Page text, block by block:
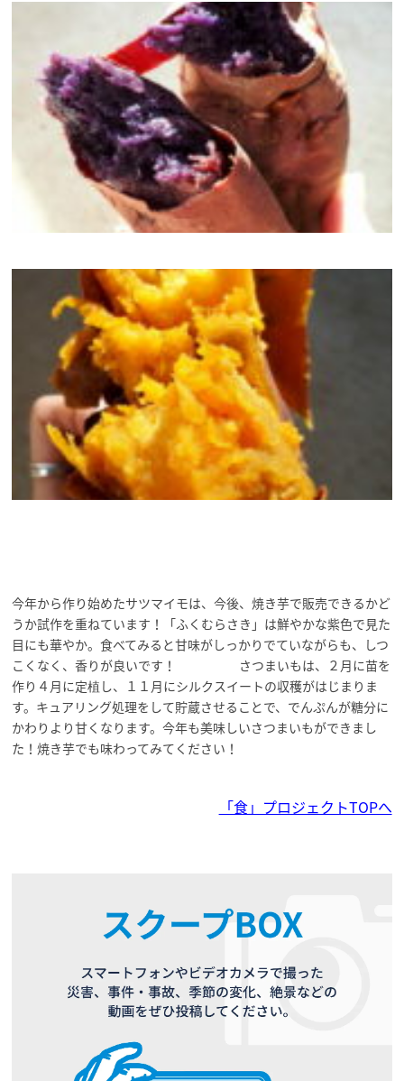
今年から作り始めたサツマイモは、今後、焼き芋で販売できるかど
うか試作を重ねています！「ふくむらさき」は鮮やかな紫色で見た
目にも華やか。食べてみると甘味がしっかりでていながらも、しつ
こくなく、香りが良いです！ さつまいもは、２月に苗を
作り４月に定植し、１１月にシルクスイートの収穫がはじまりま
す。キュアリング処理をして貯蔵させることで、でんぷんが糖分に
かわりより甘くなります。今年も美味しいさつまいもができまし
た！焼き芋でも味わってみてください！
「食」プロジェクトTOPへ